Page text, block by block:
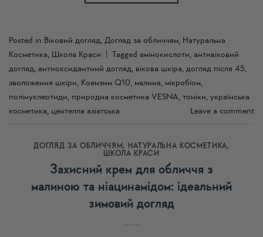
Posted in Віковий догляд, Догляд за обличчям, Натуральна
Косметика, Школа Краси Tagged амінокислоти, антивіковий
догляд, антиоксидантний догляд, вікова шкіра, догляд після 45,
зволоження шкіри, Коензим Q10, малина, мікробіом,
полінуклеотиди, природна косметика VESNA, тоніки, українська
косметика, центелла азіатська Leave a comment
ДОГЛЯД ЗА ОБЛИЧЧЯМ , НАТУРАЛЬНА КОСМЕТИКА,
ШКОЛА КРАСИ
Захисний крем для обличчя з
малиною та ніацинамідом: ідеальний
зимовий догляд